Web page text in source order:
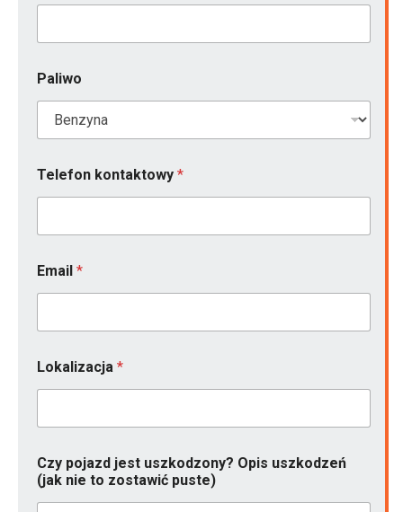
*
o
n
t
k
o
Paliwo
Telefon kontaktowy *
Email *
Lokalizacja *
Czy pojazd jest uszkodzony? Opis uszkodzeń
(jak nie to zostawić puste)